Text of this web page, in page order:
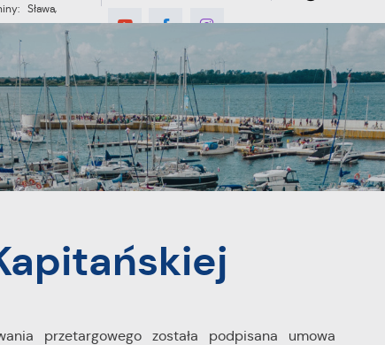
Sława,
Stefan
MIESZKANIEC TURYSTYKA INWESTYCJE
przetargowego została podpisana umowa